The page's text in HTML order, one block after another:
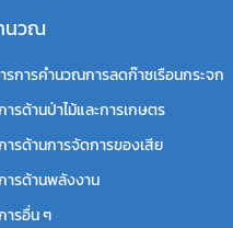
นวณ
รการคำนวณการลดก๊าซเรือนกระจก
ารด้านป่าไม้และการเกษตร
ารด้านการจัดการของเสีย
ารด้านพลังงาน
ารอื่น ๆ